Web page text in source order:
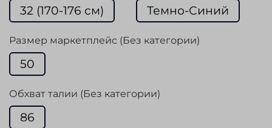
32 (170-176 cм) Темно-Синий
Размер маркетплейс (Без категории)
50
Обхват талии (Без категории)
86